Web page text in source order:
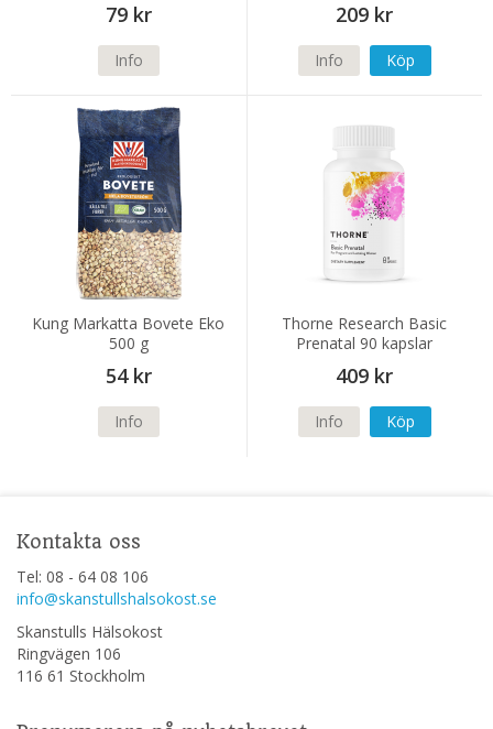
79 kr
Info
209 kr
Info Köp
Kung Markatta Bovete Eko
500 g
54 kr
Info
Thorne Research Basic
Prenatal 90 kapslar
409 kr
Info Köp
Kontakta oss
Tel: 08 - 64 08 106
info@skanstullshalsokost.se
Skanstulls Hälsokost
Ringvägen 106
116 61 Stockholm